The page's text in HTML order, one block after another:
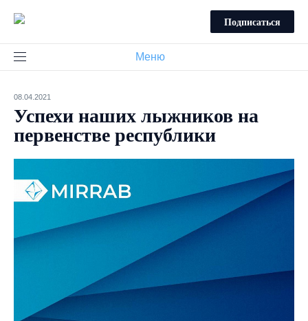
Подписаться
Меню
08.04.2021
Успехи наших лыжников на
первенстве республики